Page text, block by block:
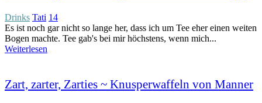
Drinks Tati 14
Es ist noch gar nicht so lange her, dass ich um Tee eher einen weiten
Bogen machte. Tee gab's bei mir höchstens, wenn mich...
Weiterlesen
Zart, zarter, Zarties ~ Knusperwaffeln von Manner